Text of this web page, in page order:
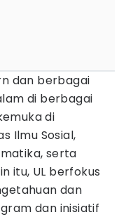
dan berbagai
di berbagai
di
Ilmu Sosial,
serta
itu, UL berfokus
dan
dan inisiatif